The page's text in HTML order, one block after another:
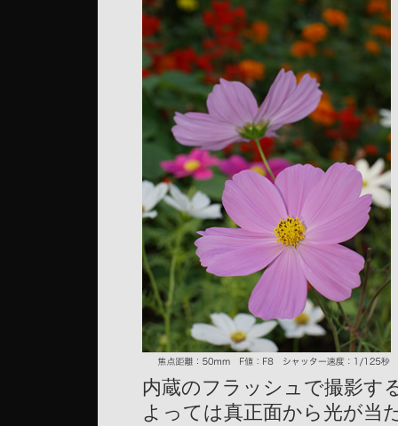
内蔵のフラッシュで撮影す
よっては真正面から光が当